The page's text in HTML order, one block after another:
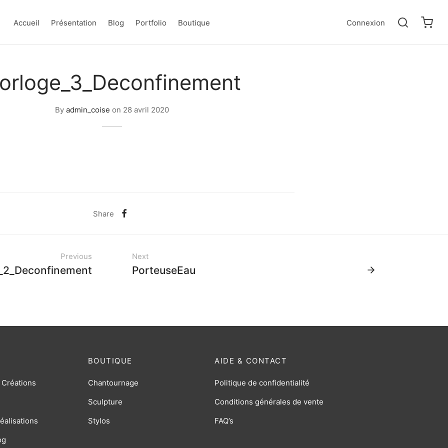
Accueil Présentation Blog Portfolio Boutique Connexion
By admin_coise on 28 avril 2020
Share
Previous Next
PorteuseEau
AIDE & CONTACT
Politique de confidentialité
Conditions générales de vente
FAQ’s
BOUTIQUE
Chantournage
Sculpture
Stylos